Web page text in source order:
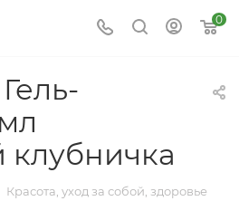
0
Красота, уход за собой, здоровье